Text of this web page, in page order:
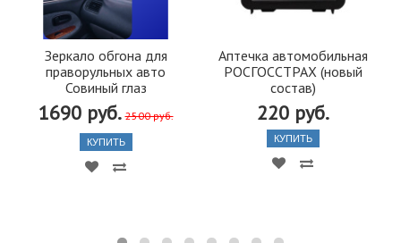
Зеркало обгона для
праворульных авто
Совиный глаз
1690 руб. 2500 руб.
КУПИТЬ
Аптечка автомобильная
РОСГОССТРАХ (новый
состав)
220 руб.
КУПИТЬ